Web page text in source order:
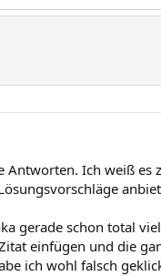
Antworten. Ich weiß es
gerade schon total
einfügen und die
ich wohl falsch